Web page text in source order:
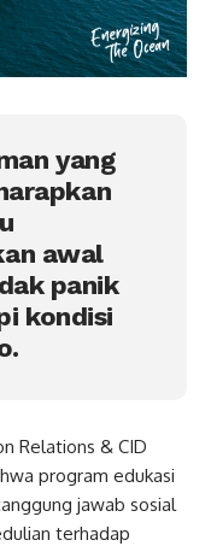
yang
awal
panik
kondisi
Relations & CID
program edukasi
jawab sosial
terhadap